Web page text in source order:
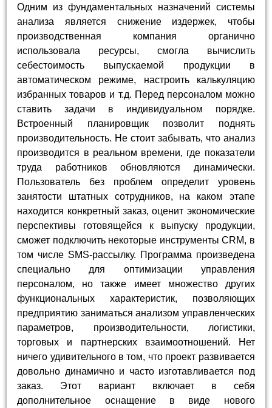
Одним из фундаментальных назначений системы
анализа является снижение издержек, чтобы
производственная компания органично
использовала ресурсы, смогла вычислить
себестоимость выпускаемой продукции в
автоматическом режиме, настроить калькуляцию
избранных товаров и т.д. Перед персоналом можно
ставить задачи в индивидуальном порядке.
Встроенный планировщик позволит поднять
производительность. Не стоит забывать, что анализ
производится в реальном времени, где показатели
труда работников обновляются динамически.
Пользователь без проблем определит уровень
занятости штатных сотрудников, на каком этапе
находится конкретный заказ, оценит экономические
перспективы готовящейся к выпуску продукции,
сможет подключить некоторые инструменты CRM, в
том числе SMS-рассылку. Программа произведена
специально для оптимизации управления
персоналом, но также имеет множество других
функциональных характеристик, позволяющих
предприятию заниматься анализом управленческих
параметров, производительности, логистики,
торговых и партнерских взаимоотношений. Нет
ничего удивительного в том, что проект развивается
довольно динамично и часто изготавливается под
заказ. Этот вариант включает в себя
дополнительное оснащение в виде нового